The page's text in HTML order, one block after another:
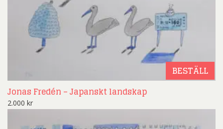
BESTÄLL
Jonas Fredén – Japanskt landskap
2.000 kr